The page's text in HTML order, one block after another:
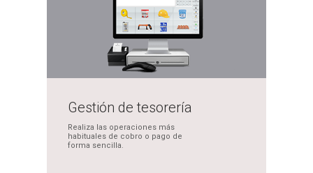
Gestión de tesorería
Realiza las operaciones más
habituales de cobro o pago de
forma sencilla.